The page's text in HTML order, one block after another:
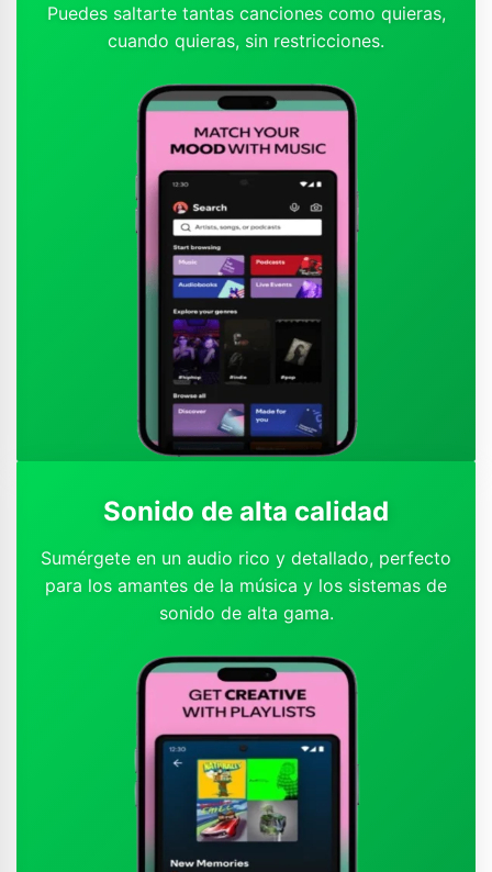
Puedes saltarte tantas canciones como quieras,
cuando quieras, sin restricciones.
Sonido de alta calidad
Sumérgete en un audio rico y detallado, perfecto
para los amantes de la música y los sistemas de
sonido de alta gama.